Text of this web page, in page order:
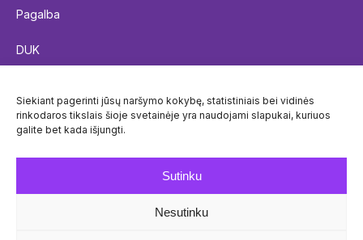
Siekiant pagerinti jūsų naršymo kokybę, statistiniais bei vidinės
rinkodaros tikslais šioje svetainėje yra naudojami slapukai, kuriuos
galite bet kada išjungti.
Sutinku
Nesutinku
Pagalba
DUK
Siuntos sekimas
Paštomatų prieinamumas